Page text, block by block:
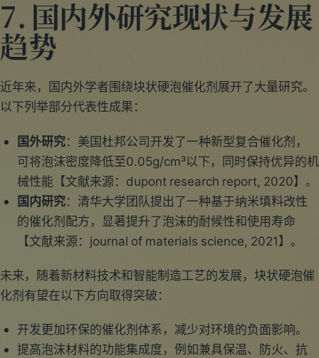
7. 国内外研究现状与发展
趋势
近年来，国内外学者围绕块状硬泡催化剂展开了大量研究。
以下列举部分代表性成果：
国外研究：美国杜邦公司开发了一种新型复合催化剂，
可将泡沫密度降低至0.05g/cm³以下，同时保持优异的机
械性能【文献来源：dupont research report, 2020】。
国内研究：清华大学团队提出了一种基于纳米填料改性
的催化剂配方，显著提升了泡沫的耐候性和使用寿命
【文献来源：journal of materials science, 2021】。
未来，随着新材料技术和智能制造工艺的发展，块状硬泡催
化剂有望在以下方向取得突破：
开发更加环保的催化剂体系，减少对环境的负面影响。
提高泡沫材料的功能集成度，例如兼具保温、防火、抗